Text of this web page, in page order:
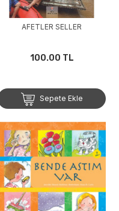
AFETLER SELLER
100.00 TL
Sepete Ekle